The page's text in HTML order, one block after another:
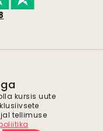
kursis uute
tellimuse